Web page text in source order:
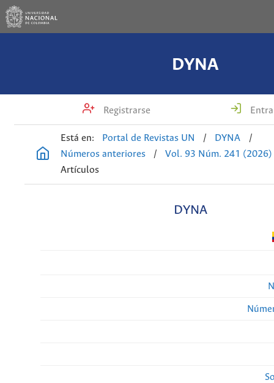
DYNA
Registrarse
Está en: Portal de Revistas UN / DYNA
/
Números anteriores
/
Vol. 93 Núm. 241 (2026)
Artículos
DYNA